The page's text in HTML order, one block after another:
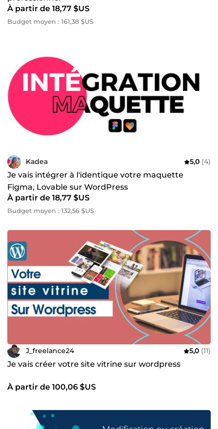
À partir de 18,77 $US
Budget moyen : 161,38 $US
Kadea 5,0 (4)
Je vais intégrer à l'identique votre maquette
Figma, Lovable sur WordPress
À partir de 18,77 $US
Budget moyen : 132,56 $US
J_freelance24 5,0 (11)
Je vais créer votre site vitrine sur wordpress
À partir de 100,06 $US